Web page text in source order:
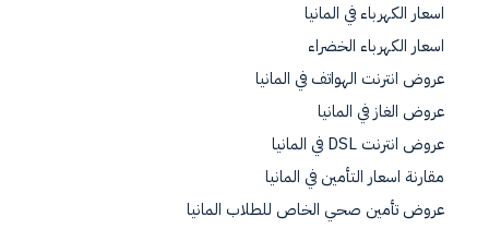
اسعار الكهرباء في المانيا
اسعار الكهرباء الخضراء
عروض انترنت الهواتف في المانيا
عروض الغاز في المانيا
عروض انترنت DSL في المانيا
مقارنة اسعار التأمين في المانيا
عروض تأمين صحي الخاص للطلاب المانيا